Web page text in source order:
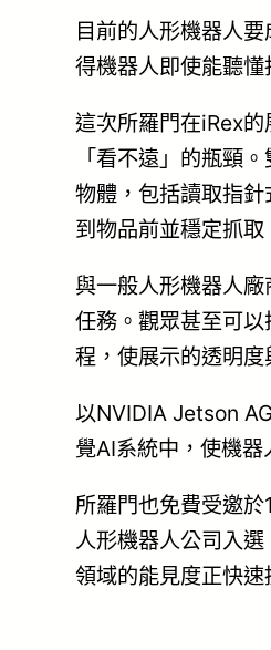
目前的人形機器人
得機器人即使能聽
這次所羅門在iRex的
「看不遠」的瓶頸
物體，包括讀取指
到物品前並穩定抓
與一般人形機器人
任務。觀眾甚至可
程，使展示的透明度
以NVIDIA Jetson
覺AI系統中，使機器
所羅門也免費受邀
人形機器人公司入
領域的能見度正快速